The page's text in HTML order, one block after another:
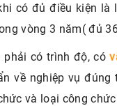
có đủ điều kiện là
vòng 3 năm( đủ
phải có trình độ, có
về nghiệp vụ đúng
và loại công